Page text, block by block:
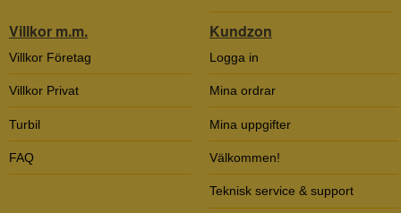
Villkor m.m.
Villkor Företag
Villkor Privat
Turbil
FAQ
Kundzon
Logga in
Mina ordrar
Mina uppgifter
Välkommen!
Teknisk service & support